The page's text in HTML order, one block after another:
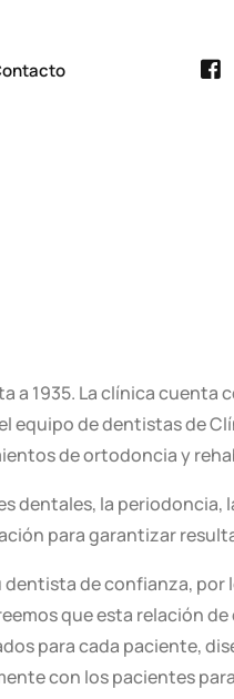
Dientes en 1
Estética y
All on 4
Cirugía
a 1935. La clínica cuenta
equipo de dentistas de
de ortodoncia y
dentales, la periodoncia,
para garantizar
de confianza, por
que esta relación
para cada paciente,
con los pacientes